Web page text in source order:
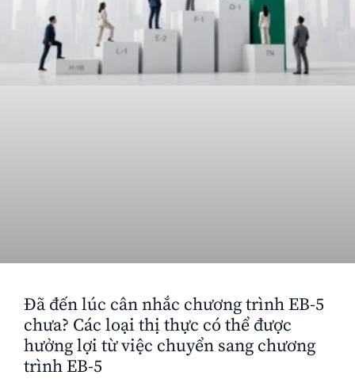
Đã đến lúc cân nhắc chương trình EB-5
chưa? Các loại thị thực có thể được
hưởng lợi từ việc chuyển sang chương
trình EB-5